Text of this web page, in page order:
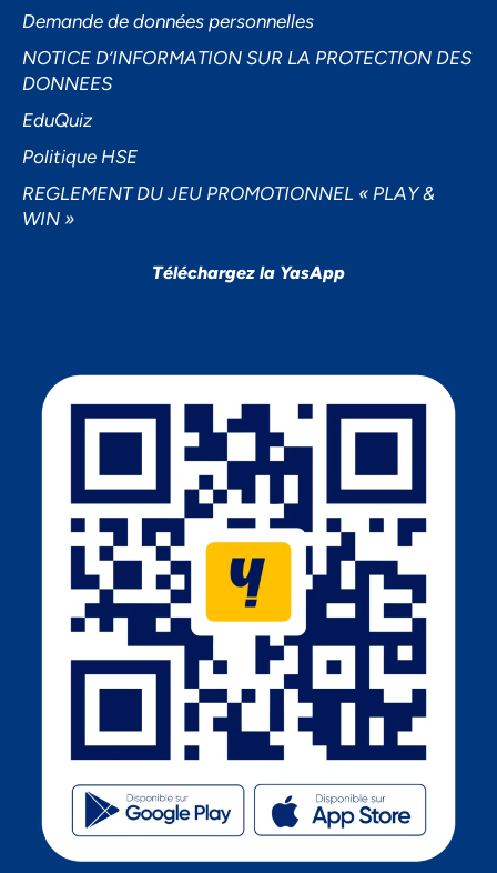
Demande de données personnelles
NOTICE D’INFORMATION SUR LA PROTECTION DES
DONNEES
EduQuiz
Politique HSE
REGLEMENT DU JEU PROMOTIONNEL « PLAY &
WIN »
Téléchargez la YasApp